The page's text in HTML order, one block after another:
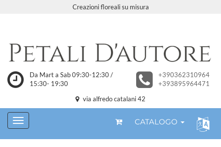
Creazioni floreali su misura
Da Mart a Sab 09:30-12:30 /
15:30- 19:30
+390362310964
+393895964471
via alfredo catalani 42
CATALOGO